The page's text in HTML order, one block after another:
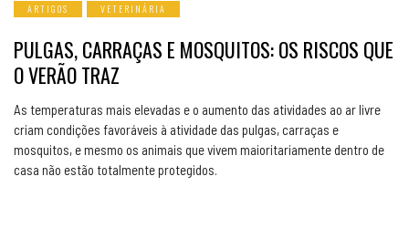
ARTIGOS VETERINÁRIA
PULGAS, CARRAÇAS E MOSQUITOS: OS RISCOS QUE
O VERÃO TRAZ
As temperaturas mais elevadas e o aumento das atividades ao ar livre
criam condições favoráveis à atividade das pulgas, carraças e
mosquitos, e mesmo os animais que vivem maioritariamente dentro de
casa não estão totalmente protegidos.